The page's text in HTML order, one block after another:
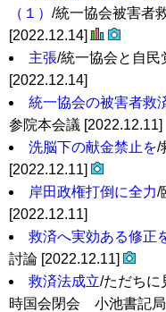
（１） /統一協会被害者
[2022.12.14]
主張/統一協会と自
[2022.12.14]
統一協会の被害者救
参院本会議 [2022.12.11]
洗脳下の献金禁止を/
[2022.12.11]
岸田政権打倒に全力/
[2022.12.11]
救済へ実効ある修正
討論 [2022.12.11]
救済法成立/ただちに
時国会閉会 小池書記局